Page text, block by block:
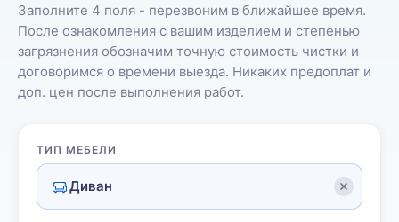
Заполните 4 поля - перезвоним в ближайшее время.
После ознакомления с вашим изделием и степенью
загрязнения обозначим точную стоимость чистки и
договоримся о времени выезда. Никаких предоплат и
доп. цен после выполнения работ.
ТИП МЕБЕЛИ
Диван